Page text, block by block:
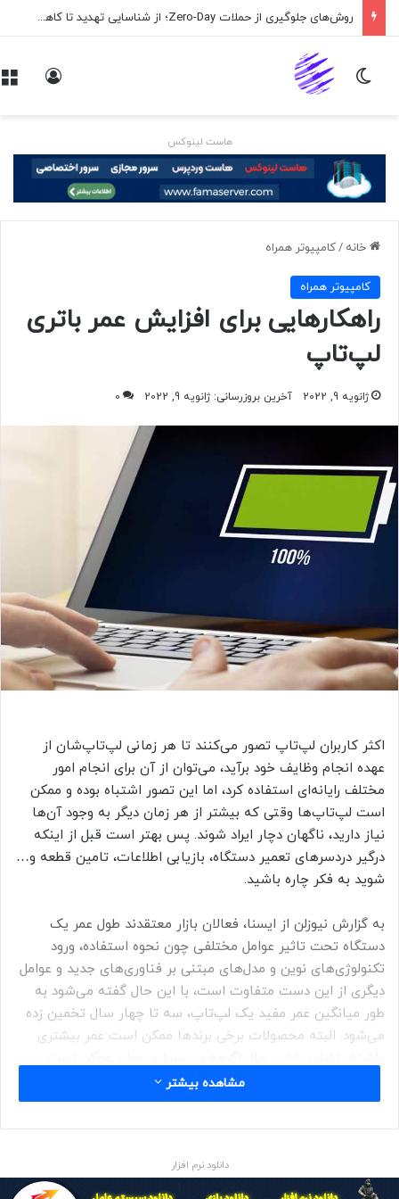
روش‌های جلوگیری از حملات Zero-Day؛ از شناسایی تهدید تا کاهش ریسک
تغییر پوسته
هاست لینوکس
خانه /كامپيوتر همراه
كامپيوتر همراه
راهکارهایی برای افزایش عمر باتری
لپ‌تاپ
ژانویه 9, 2022 آخرین بروزرسانی: ژانویه 9, 2022 0
اکثر کاربران لپ‌تاپ تصور می‌کنند تا هر زمانی لپ‌تاپ‌شان از
عهده انجام وظایف خود برآید، می‌توان از آن برای انجام امور
مختلف رایانه‌ای استفاده کرد، اما این تصور اشتباه بوده و ممکن
است لپ‌تاپ‌ها وقتی که بیشتر از هر زمان دیگر به وجود آن‌ها
نیاز دارید، ناگهان دچار ایراد شوند. پس بهتر است قبل از اینکه
درگیر دردسرهای تعمیر دستگاه، بازیابی اطلاعات، تامین قطعه و…
شوید به فکر چاره باشید.
به گزارش نیوزلن از ایسنا، فعالان بازار معتقدند طول عمر یک
دستگاه تحت تاثیر عوامل مختلفی چون نحوه استفاده، ورود
تکنولوژی‌های نوین و مدل‌های مبتنی بر فناوری‌های جدید و عوامل
دیگری از این دست متفاوت است، با این حال گفته می‌شود به
طور میانگین عمر مفید یک لپ‌تاپ، سه تا چهار سال تخمین زده
می‌شود. البته محصولات برخی برندها ممکن است عمر بیشتری
خرابی یک قطعه در نگاه اول به معنی پایان یافتن عمر یک لپ‌تاپ
نباشد، اما عدم یافتن قطعه در بازار، به دلیل عرضه مدل‌های جدید
که بر تکنولوژی‌های نوین مبتنی هستند خط قرمزی روی ادامه
در هر حال معمولا یکی از اولین قطعاتی که در لپ‌تاپ دچار مشکل
مشاهده بیشتر
دانلود نرم افزار